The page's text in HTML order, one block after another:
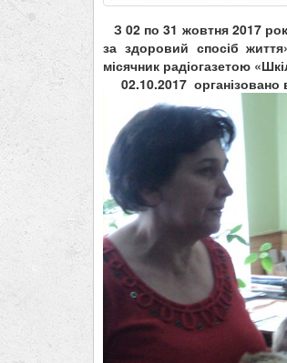
З 02 по 31 жовтня 2017
за здоровий спосіб
місячник радіогазетою «
02.10.2017 організовано